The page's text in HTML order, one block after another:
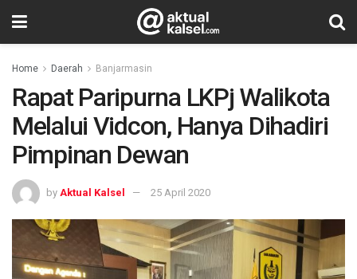
Home Daerah Banjarmasin
Rapat Paripurna LKPj Walikota
Melalui Vidcon, Hanya Dihadiri
Pimpinan Dewan
by Aktual Kalsel 25 April 2020